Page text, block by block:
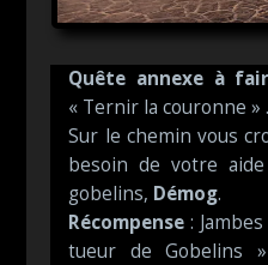
Quête annexe à
« Ternir la couronne » .
Sur le chemin vous
besoin de votre
gobelins, Démog.
Récompense:
tueur de Gobelins